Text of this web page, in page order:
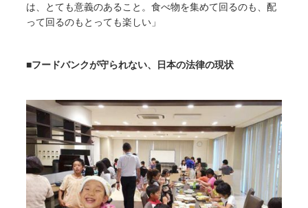
は、とても意義のあること。食べ物を集めて回るのも、配
って回るのもとっても楽しい」
■フードバンクが守られない、日本の法律の現状